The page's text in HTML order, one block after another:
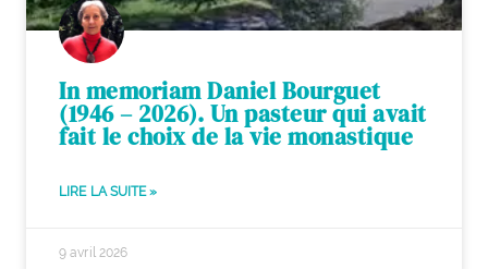
In memoriam Daniel Bourguet
(1946 – 2026). Un pasteur qui avait
fait le choix de la vie monastique
LIRE LA SUITE »
9 avril 2026